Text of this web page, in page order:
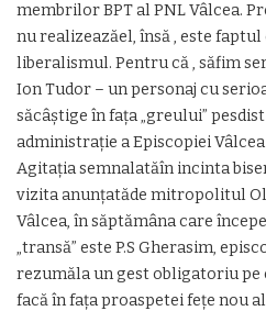
membrilor BPT al PNL Vâlcea.
nu realizeazăel, însă , este faptul
liberalismul. Pentru că , săfim
Ion Tudor – un personaj cu
săcâștige în fața „greului”
administrație a Episcopiei
Agitația semnalatăîn incinta
vizita anunțatăde mitropolitul
Vâlcea, în săptămâna care
„transă” este P.S Gherasim,
rezumăla un gest obligatoriu pe
facă în fața proaspetei fețe nou